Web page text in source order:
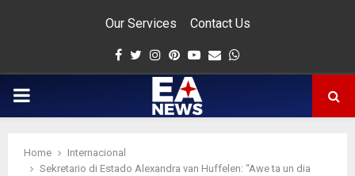
Our Services Contact Us
Facebook
Twitter
Instagram
Pinterest
Youtube
Email
PRIMARY
Home
Internacional
Sekretario di Estado Alexandra van Huffelen: “Awe ta un dia